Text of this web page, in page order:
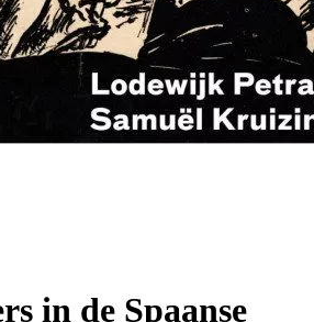
in de Spaanse